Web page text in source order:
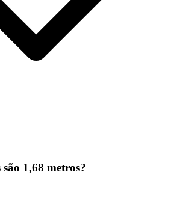
1,68 metros?